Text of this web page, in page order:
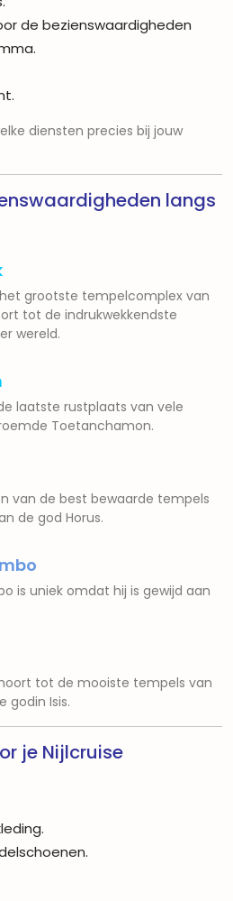
de bezienswaardigheden
diensten precies bij jouw
langs
grootste tempelcomplex van
tot de indrukwekkendste
wereld.
laatste rustplaats van vele
Toetanchamon.
van de best bewaarde tempels
de god Horus.
is uniek omdat hij is gewijd aan
tot de mooiste tempels van
godin Isis.
je Nijlcruise